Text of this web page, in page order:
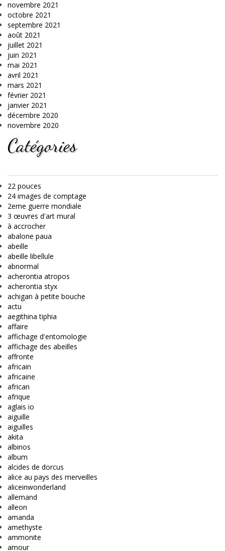
novembre 2021
octobre 2021
septembre 2021
août 2021
juillet 2021
juin 2021
mai 2021
avril 2021
mars 2021
février 2021
janvier 2021
décembre 2020
novembre 2020
Catégories
22 pouces
24 images de comptage
2eme guerre mondiale
3 œuvres d'art mural
à accrocher
abalone paua
abeille
abeille libellule
abnormal
acherontia atropos
acherontia styx
achigan à petite bouche
actu
aegithina tiphia
affaire
affichage d'entomologie
affichage des abeilles
affronte
africain
africaine
african
afrique
aglais io
aiguille
aiguilles
akita
albinos
album
alcides de dorcus
alice au pays des merveilles
aliceinwonderland
allemand
alleon
amanda
amethyste
ammonite
amour